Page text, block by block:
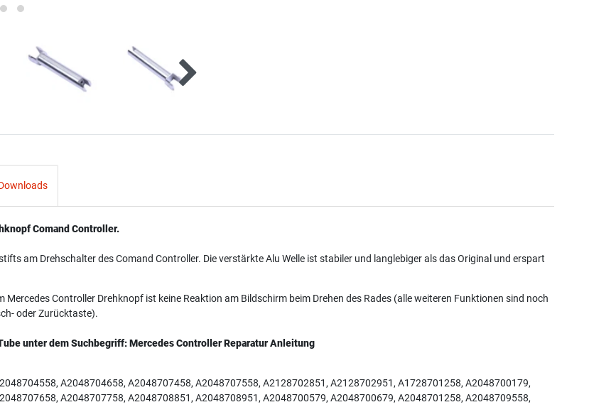
Comand Controller.
am Drehschalter des Comand Controller. Die verstärkte Alu Welle ist stabiler und langlebiger als das Original und erspart
Controller Drehknopf ist keine Reaktion am Bildschirm beim Drehen des Rades (alle weiteren Funktionen sind noch
oder Zurücktaste).
unter dem Suchbegriff: Mercedes Controller Reparatur Anleitung
A2048704658, A2048707458, A2048707558, A2128702851, A2128702951, A1728701258, A2048700179,
A2048707758, A2048708851, A2048708951, A2048700579, A2048700679, A2048701258, A2048709558,